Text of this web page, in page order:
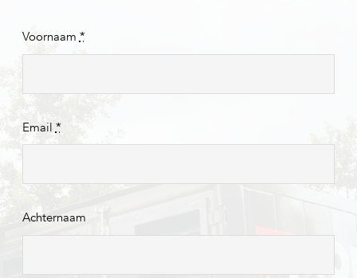
Voornaam *
Email *
Achternaam